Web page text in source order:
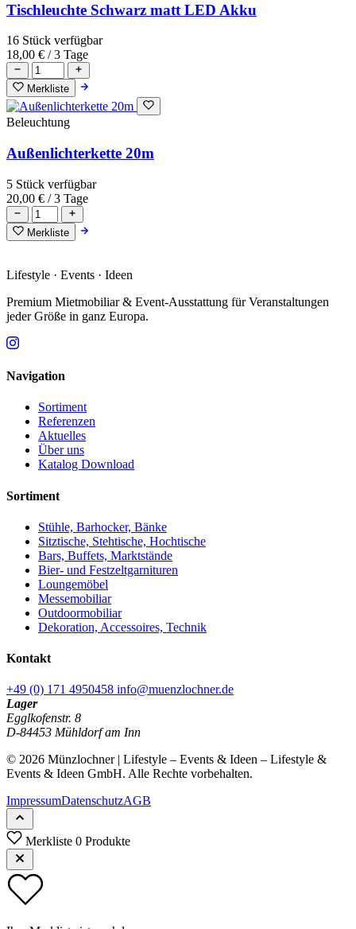
Tischleuchte Schwarz matt LED Akku
16 Stück verfügbar
18,00 € / 3 Tage
Merkliste
Beleuchtung
Außenlichterkette 20m
5 Stück verfügbar
20,00 € / 3 Tage
Merkliste
Lifestyle · Events · Ideen
Premium Mietmobiliar & Event-Ausstattung für Veranstaltungen
jeder Größe in ganz Europa.
Navigation
Sortiment
Referenzen
Aktuelles
Über uns
Katalog Download
Sortiment
Stühle, Barhocker, Bänke
Sitztische, Stehtische, Hochtische
Bars, Buffets, Marktstände
Bier- und Festzeltgarnituren
Loungemöbel
Messemobiliar
Outdoormobiliar
Dekoration, Accessoires, Technik
Kontakt
+49 (0) 171 4950458 info@muenzlochner.de
Lager
Egglkofenstr. 8
D-84453 Mühldorf am Inn
© 2026 Münzlochner | Lifestyle – Events & Ideen – Lifestyle &
Events & Ideen GmbH. Alle Rechte vorbehalten.
ImpressumDatenschutzAGB
Merkliste 0 Produkte